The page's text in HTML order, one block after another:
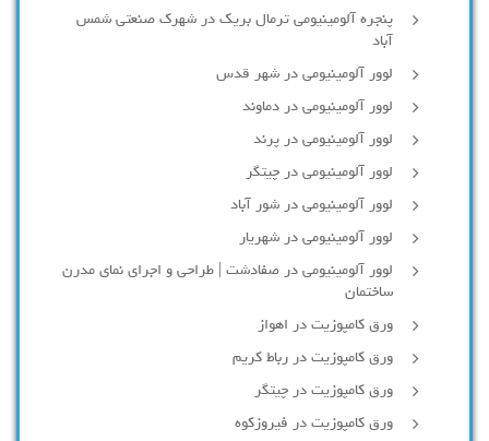
پنجره آلومینیومی ترمال بریک در شهرک صنعتی شمس
آباد
لوور آلومینیومی در شهر قدس
لوور آلومینیومی در دماوند
لوور آلومینیومی در پرند
لوور آلومینیومی در چیتگر
لوور آلومینیومی در شور آباد
لوور آلومينيومي در شهريار
لوور آلومینیومی در صفادشت | طراحی و اجرای نمای مدرن
ساختمان
ورق کامپوزیت در اهواز
ورق کامپوزیت در رباط کریم
ورق کامپوزیت در چیتگر
ورق کامپوزیت در فیروزکوه